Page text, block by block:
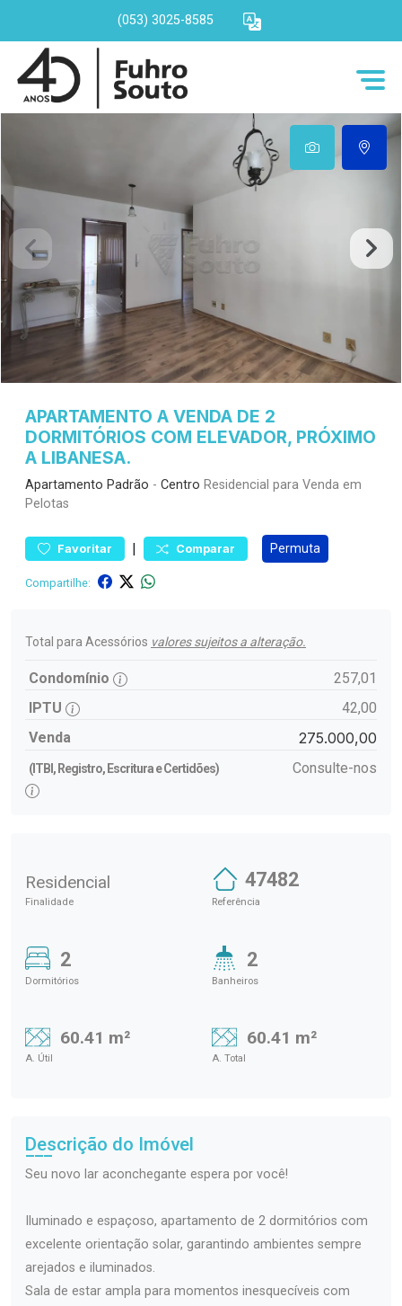
(053) 3025-8585
APARTAMENTO A VENDA DE 2
DORMITÓRIOS COM ELEVADOR, PRÓXIMO
A LIBANESA.
Apartamento Padrão - Centro Residencial para Venda em
Pelotas
Favoritar | Comparar Permuta
Compartilhe:
Total para Acessórios valores sujeitos a alteração.
Condomínio
257,01
IPTU
42,00
Venda
275.000,00
(ITBI, Registro, Escritura e Certidões) Consulte-nos
Residencial
Finalidade
47482
Referência
2
Dormitórios
2
Banheiros
60.41 m²
A. Útil
60.41 m²
A. Total
Descrição do Imóvel
Seu novo lar aconchegante espera por você!
Iluminado e espaçoso, apartamento de 2 dormitórios com
excelente orientação solar, garantindo ambientes sempre
arejados e iluminados.
Sala de estar ampla para momentos inesquecíveis com